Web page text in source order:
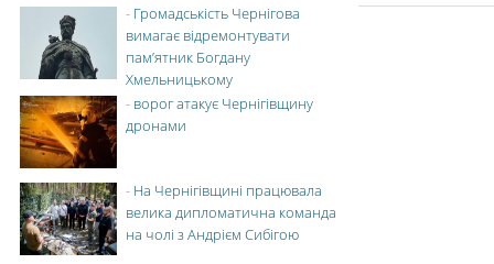
- Громадськість Чернігова
вимагає відремонтувати
пам’ятник Богдану
Хмельницькому
- ворог атакує Чернігівщину
дронами
- На Чернігівщині працювала
велика дипломатична команда
на чолі з Андрієм Сибігою